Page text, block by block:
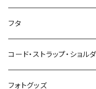
母子手帳ケース
ストローラーバッグ
バッグイン巾着
マルシェバッグ
オールインポーチ
ブックカバー
NEWウェットティッシュケース
３点セット
ポケットティッシュケース
NEWポケットティッシュケース
３点セット
母子手帳ケース
マザーズバッグ
レザートートバッグ（横型）
Sサイズ
Mサイズ
マザーズバッグ
あずまバッグ
３way一升餅リュック
ポーチ・小物ケース
スクエアバッグ
ジップトント
テトラポーチ
ポーチ
オールインポーチ
小物ケース
フタ
コード・ストラップ・ショル
コード
フォトグッズ